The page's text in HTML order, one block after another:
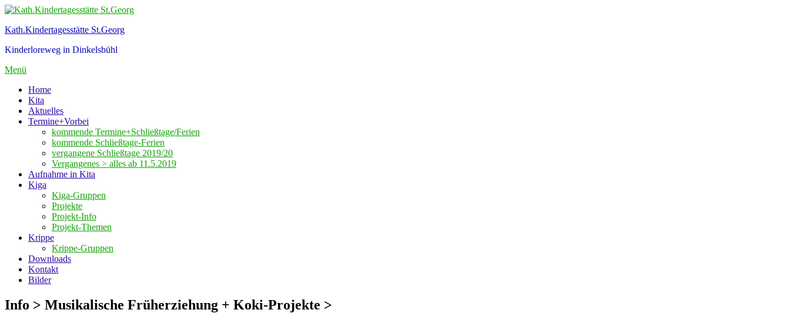
Zum
springen
Kath.Kindertagesstätte St.Georg
Kinderloreweg in Dinkelsbühl
Menü
Home
Kita
Aktuelles
Termine+Vorbei
kommende Termine+Schließtage/Ferien
kommende Schließtage-Ferien
vergangene Schließtage 2019/20
Vergangenes > alles ab 11.5.2019
Aufnahme in Kita
Kiga
Kiga-Gruppen
Projekte
Projekt-Info
Projekt-Themen
Krippe
Krippe-Gruppen
Downloads
Kontakt
Bilder
Info > Musikalische Früherziehung + Koki-Projekte >